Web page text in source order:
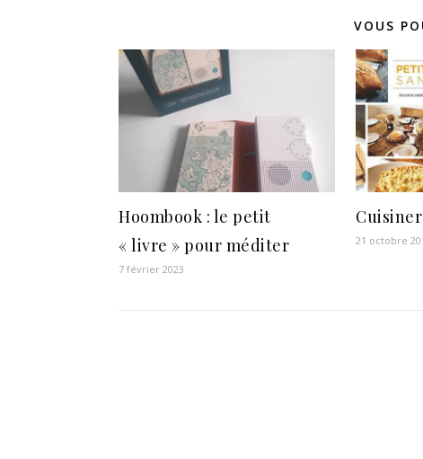
VOUS
Hoombook : le petit
« livre » pour méditer
7 février 2023
21 octobre